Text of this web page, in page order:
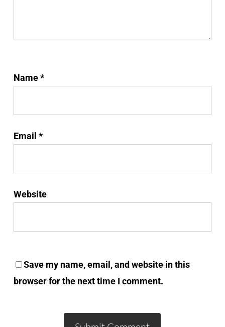
Name*
Email *
Website
Save my name, email, and website in this
browser for the next time I comment.